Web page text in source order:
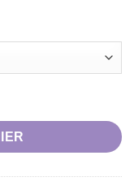
- EK- mauve